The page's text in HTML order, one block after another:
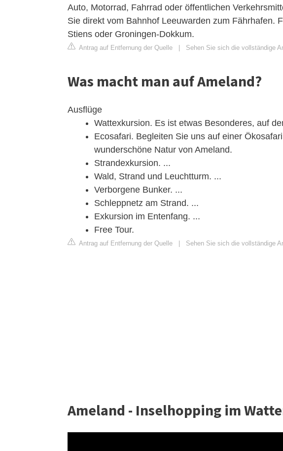
Auto, Motorrad, Fahrrad oder öffentlichen
Sie direkt vom Bahnhof Leeuwarden zum Fährhafen.
Stiens oder Groningen-Dokkum.
Antrag auf Entfernung der Quelle Sehen Sie sich die vollständige
Was macht man auf Ameland?
Ausflüge
Wattexkursion. Es ist etwas Besonderes, auf
Ecosafari. Begleiten Sie uns auf einer
wunderschöne Natur von Ameland.
Strandexkursion. ...
Wald, Strand und Leuchtturm. ...
Verborgene Bunker. ...
Schleppnetz am Strand. ...
Exkursion im Entenfang. ...
Free Tour.
Antrag auf Entfernung der Quelle Sehen Sie sich die vollständige
Ameland - Inselhopping im